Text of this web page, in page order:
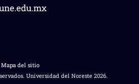
Universidad del Noreste 2026.
Mapa del sitio